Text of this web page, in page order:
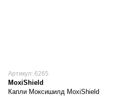
Артикул: 6265
MoxiShield
Капли Моксишилд MoxiShield